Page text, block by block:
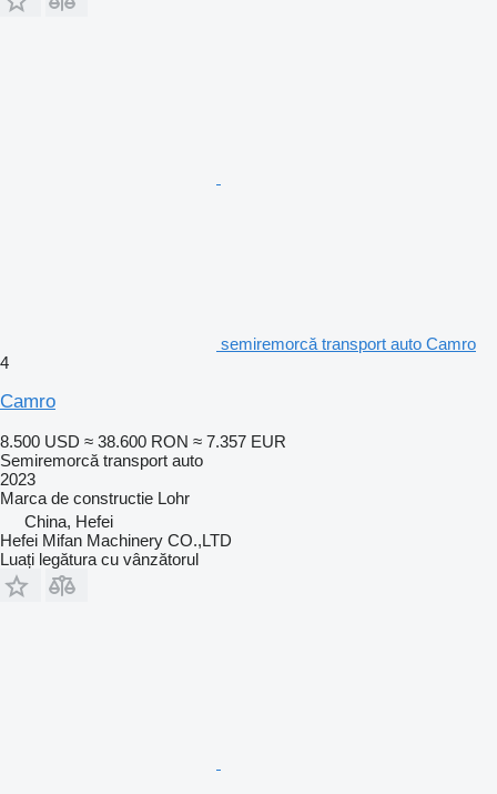
semiremorcă transport auto Camro
4
Camro
8.500 USD ≈ 38.600 RON ≈ 7.357 EUR
Semiremorcă transport auto
2023
Marca de constructie Lohr
China, Hefei
Hefei Mifan Machinery CO.,LTD
Luați legătura cu vânzătorul